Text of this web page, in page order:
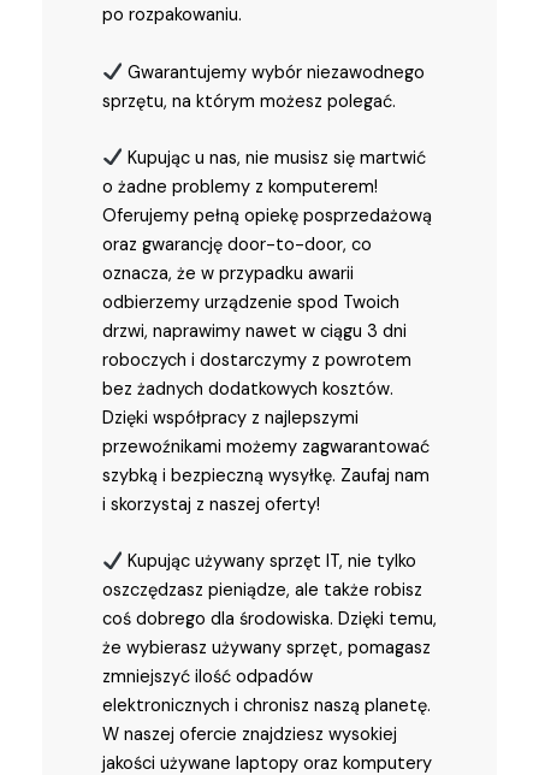
po rozpakowaniu.
Gwarantujemy wybór niezawodnego
sprzętu, na którym możesz polegać.
Kupując u nas, nie musisz się martwić
o żadne problemy z komputerem!
Oferujemy pełną opiekę posprzedażową
oraz gwarancję door-to-door, co
oznacza, że w przypadku awarii
odbierzemy urządzenie spod Twoich
drzwi, naprawimy nawet w ciągu 3 dni
roboczych i dostarczymy z powrotem
bez żadnych dodatkowych kosztów.
Dzięki współpracy z najlepszymi
przewoźnikami możemy zagwarantować
szybką i bezpieczną wysyłkę. Zaufaj nam
i skorzystaj z naszej oferty!
Kupując używany sprzęt IT, nie tylko
oszczędzasz pieniądze, ale także robisz
coś dobrego dla środowiska. Dzięki temu,
że wybierasz używany sprzęt, pomagasz
zmniejszyć ilość odpadów
elektronicznych i chronisz naszą planetę.
W naszej ofercie znajdziesz wysokiej
jakości używane laptopy oraz komputery